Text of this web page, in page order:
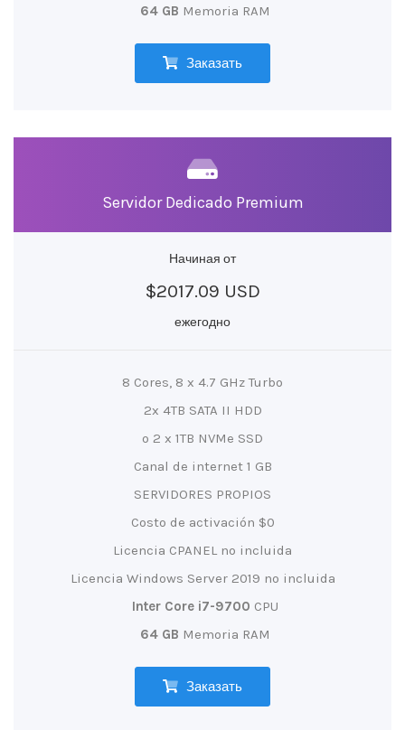
64 GB Memoria RAM
Заказать
Servidor Dedicado Premium
Начиная от
$2017.09 USD
ежегодно
8 Cores, 8 x 4.7 GHz Turbo
2x 4TB SATA II HDD
o 2 x 1TB NVMe SSD
Canal de internet 1 GB
SERVIDORES PROPIOS
Costo de activación $0
Licencia CPANEL no incluida
Licencia Windows Server 2019 no incluida
Inter Core i7-9700 CPU
64 GB Memoria RAM
Заказать